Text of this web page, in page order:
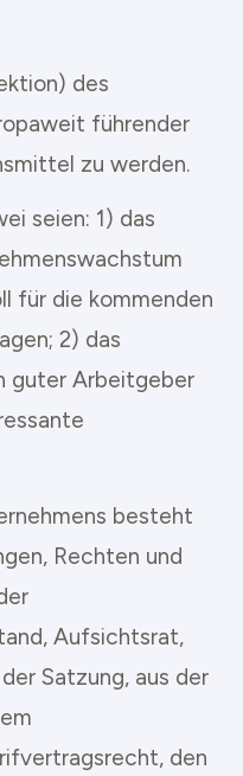
des
führender
zu werden.
seien: 1) das
für die kommenden
2) das
guter Arbeitgeber
besteht
Rechten und
Aufsichtsrat,
Satzung, aus der
den